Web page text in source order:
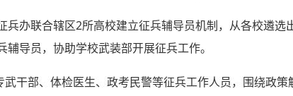
办联合辖区2所高校建立征兵辅导员机制，从各校遴选
导员，协助学校武装部开展征兵工作。
干部、体检医生、政考民警等征兵工作人员，围绕政策